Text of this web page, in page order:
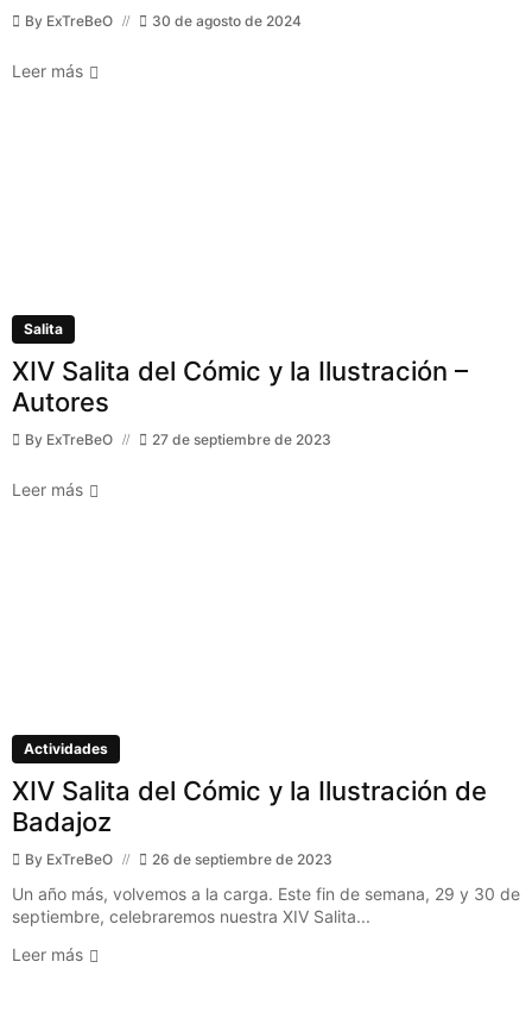
By ExTreBeO 30 de agosto de 2024
Leer más
Salita
XIV Salita del Cómic y la Ilustración –
Autores
By ExTreBeO 27 de septiembre de 2023
Leer más
Actividades
XIV Salita del Cómic y la Ilustración de
Badajoz
By ExTreBeO 26 de septiembre de 2023
Un año más, volvemos a la carga. Este fin de semana, 29 y 30 de
septiembre, celebraremos nuestra XIV Salita...
Leer más